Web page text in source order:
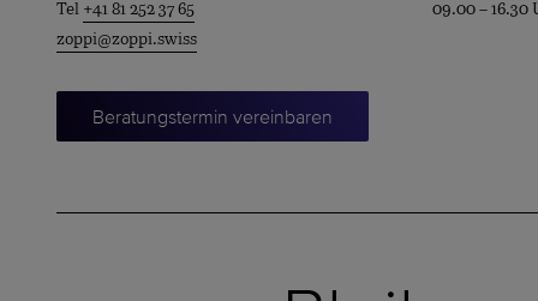
Tel +41 81 252 37 65
zoppi@zoppi.swiss
Beratungstermin vereinbaren
09.00 – 16.30